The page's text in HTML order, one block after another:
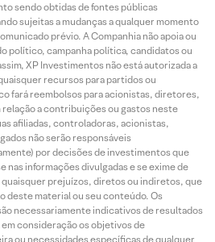
sendo obtidas de fontes públicas
sujeitas a mudanças a qualquer momento
prévio. A Companhia não apoia ou
político, campanha política, candidatos ou
XP Investimentos não está autorizada a
recursos para partidos ou
fará reembolsos para acionistas, diretores,
a contribuições ou gastos neste
afiliadas, controladoras, acionistas,
não serão responsáveis
por decisões de investimentos que
nas informações divulgadas e se exime de
prejuízos, diretos ou indiretos, que
deste material ou seu conteúdo. Os
necessariamente indicativos de resultados
consideração os objetivos de
ou necessidades específicas de qualquer